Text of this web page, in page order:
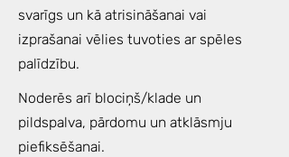
svarīgs un kā atrisināšanai vai
izprašanai vēlies tuvoties ar spēles
palīdzību.
Noderēs arī blociņš/klade un
pildspalva, pārdomu un atklāsmju
piefiksēšanai.